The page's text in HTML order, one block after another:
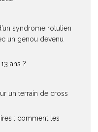
syndrome rotulien
un genou devenu
ans ?
un terrain de cross
: comment les